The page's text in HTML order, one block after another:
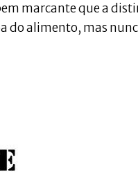
marcante que a
do alimento, mas